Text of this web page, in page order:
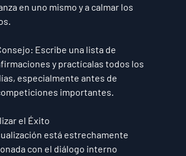
en uno mismo y a calmar los
: Escribe una lista de
y practícalas todos los
especialmente antes de
importantes.
el Éxito
está estrechamente
con el diálogo interno